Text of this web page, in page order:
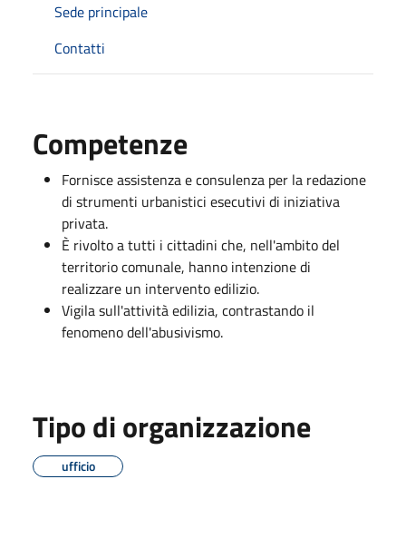
Sede principale
Contatti
Competenze
Fornisce assistenza e consulenza per la redazione
di strumenti urbanistici esecutivi di iniziativa
privata.
È rivolto a tutti i cittadini che, nell'ambito del
territorio comunale, hanno intenzione di
realizzare un intervento edilizio.
Vigila sull'attività edilizia, contrastando il
fenomeno dell'abusivismo.
Tipo di organizzazione
ufficio